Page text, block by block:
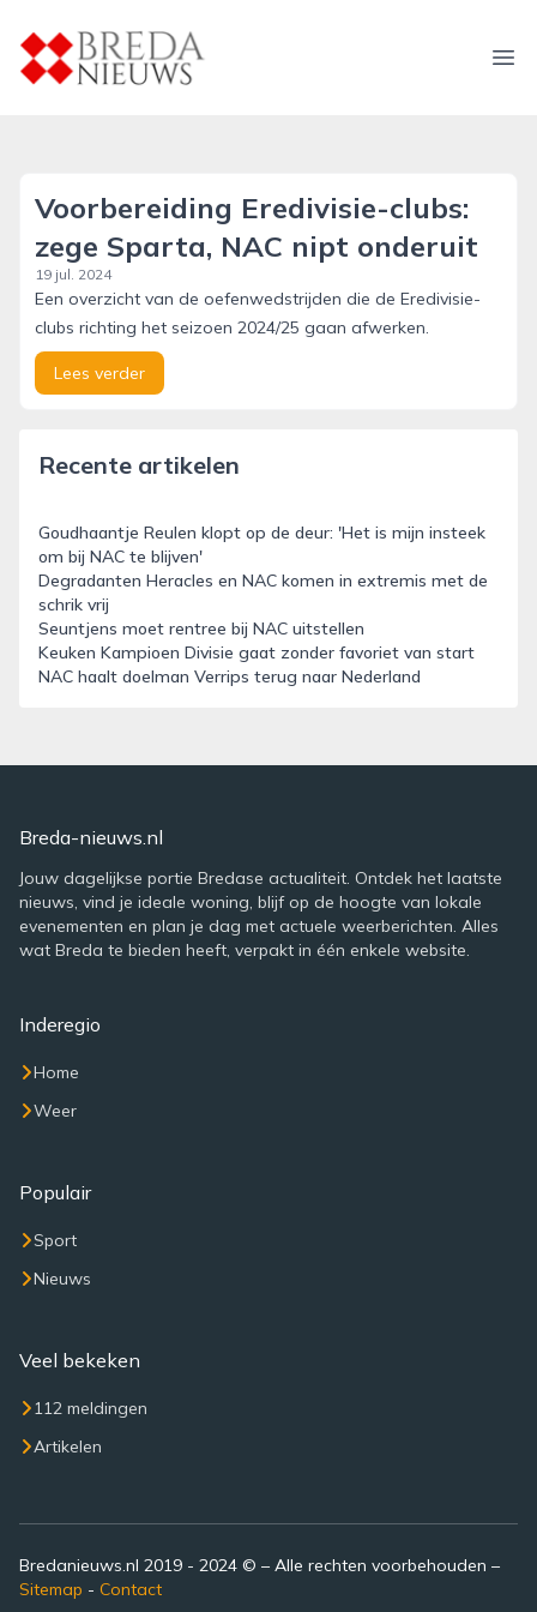
breda-nieuws.nl
Voorbereiding Eredivisie-clubs:
zege Sparta, NAC nipt onderuit
19 jul. 2024
Een overzicht van de oefenwedstrijden die de Eredivisie-
clubs richting het seizoen 2024/25 gaan afwerken.
Lees verder
Recente artikelen
Goudhaantje Reulen klopt op de deur: 'Het is mijn insteek
om bij NAC te blijven'
Degradanten Heracles en NAC komen in extremis met de
schrik vrij
Seuntjens moet rentree bij NAC uitstellen
Keuken Kampioen Divisie gaat zonder favoriet van start
NAC haalt doelman Verrips terug naar Nederland
Breda-nieuws.nl
Jouw dagelijkse portie Bredase actualiteit. Ontdek het laatste
nieuws, vind je ideale woning, blijf op de hoogte van lokale
evenementen en plan je dag met actuele weerberichten. Alles
wat Breda te bieden heeft, verpakt in één enkele website.
Inderegio
Home
Weer
Populair
Sport
Nieuws
Veel bekeken
112 meldingen
Artikelen
Bredanieuws.nl 2019 - 2024 © – Alle rechten voorbehouden –
Sitemap - Contact